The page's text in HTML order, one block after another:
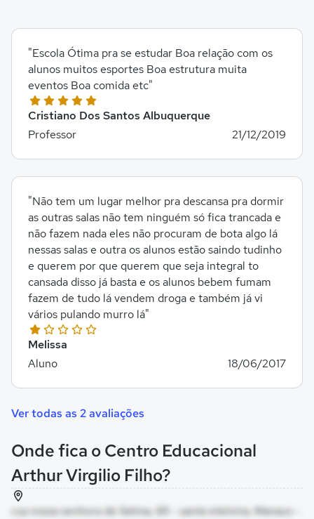
Cristiano Dos Santos Albuquerque
Professor
21/12/2019
"Escola Ótima pra se estudar Boa relação com os
alunos muitos esportes Boa estrutura muita
eventos Boa comida etc"
Melissa
Aluno
18/06/2017
"Não tem um lugar melhor pra descansa pra dormir
as outras salas não tem ninguém só fica trancada e
não fazem nada eles não procuram de bota algo lá
nessas salas e outra os alunos estão saindo tudinho
e querem por que querem que seja integral to
cansada disso já basta e os alunos bebem fumam
fazem de tudo lá vendem droga e também já vi
vários pulando murro lá"
Ver todas as 2 avaliações
Onde fica o Centro Educacional
Arthur Virgilio Filho?
rua nossa senhora de fatima, 69 - santa etelvina, Manaus -